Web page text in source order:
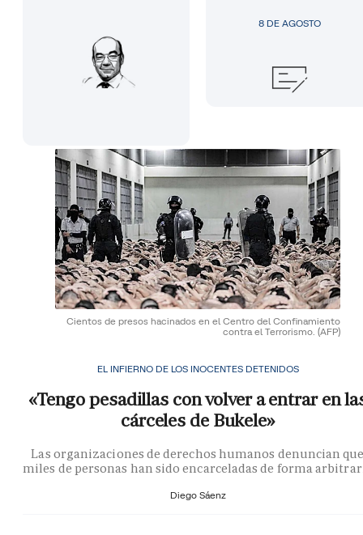
8 DE AGOSTO
Cientos de presos hacinados en el Centro del Confinamiento
contra el Terrorismo. (AFP)
EL INFIERNO DE LOS INOCENTES DETENIDOS
«Tengo pesadillas con volver a entrar en
cárceles de Bukele»
Las organizaciones de derechos humanos denuncian
miles de personas han sido encarceladas de forma
Diego Sáenz